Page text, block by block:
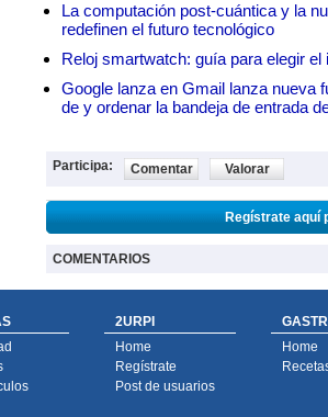
La computación post-cuántica y la
redefinen el futuro tecnológico
Reloj smartwatch: guía para elegir el
Google lanza en Gmail lanza nueva
de y ordenar la bandeja de entrada
Participa: Comentar Valorar
Regístrate aquí
COMENTARIOS
2URPI
Home
Regístrate
Post de usuarios
Home